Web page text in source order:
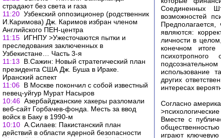
страдают без света и газа
11:20 Узбекский оппозиционер (родственник
И.Каримова) Дж. Каримов избран членом
Английского ПЕН-центра
11:15 ИГНПУ >Ужесточаются пытки и
преследования заключенных в
Узбекистане… Часть 3-я
11:13
В.Сажин: Новый стратегический план
президента США Дж. Буша в Ираке.
Иранский аспект
11:06 В Москве покончил с собой известный
певец-уйгур Мурат Насыров
10:46 Азербайджанские хакеры разломали
веб-сайт Горбачев-фонда. Месть за ввод
войск в Баку в 1990-м
10:10 А.Силаев: Пакистанский план
действий в области ядерной безопасности
Соединенных
возможностей
являются:
личности в
конечном
использование
других
интересах
Согласно
Вместе с
играют